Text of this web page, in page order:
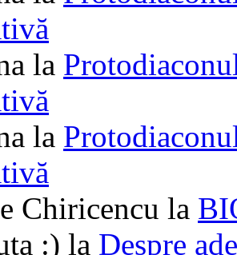
la
la
Chiricencu la
:) la Despre